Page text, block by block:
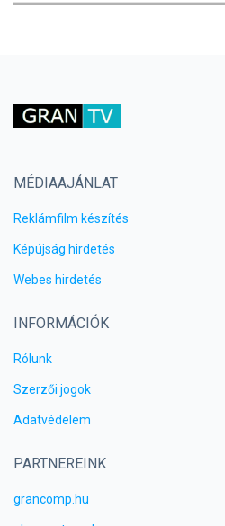
MÉDIAAJÁNLAT
Reklámfilm készítés
Képújság hirdetés
Webes hirdetés
INFORMÁCIÓK
Rólunk
Szerzői jogok
Adatvédelem
PARTNEREINK
grancomp.hu